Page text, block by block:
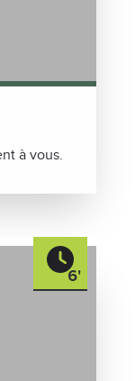
à vous.
6'